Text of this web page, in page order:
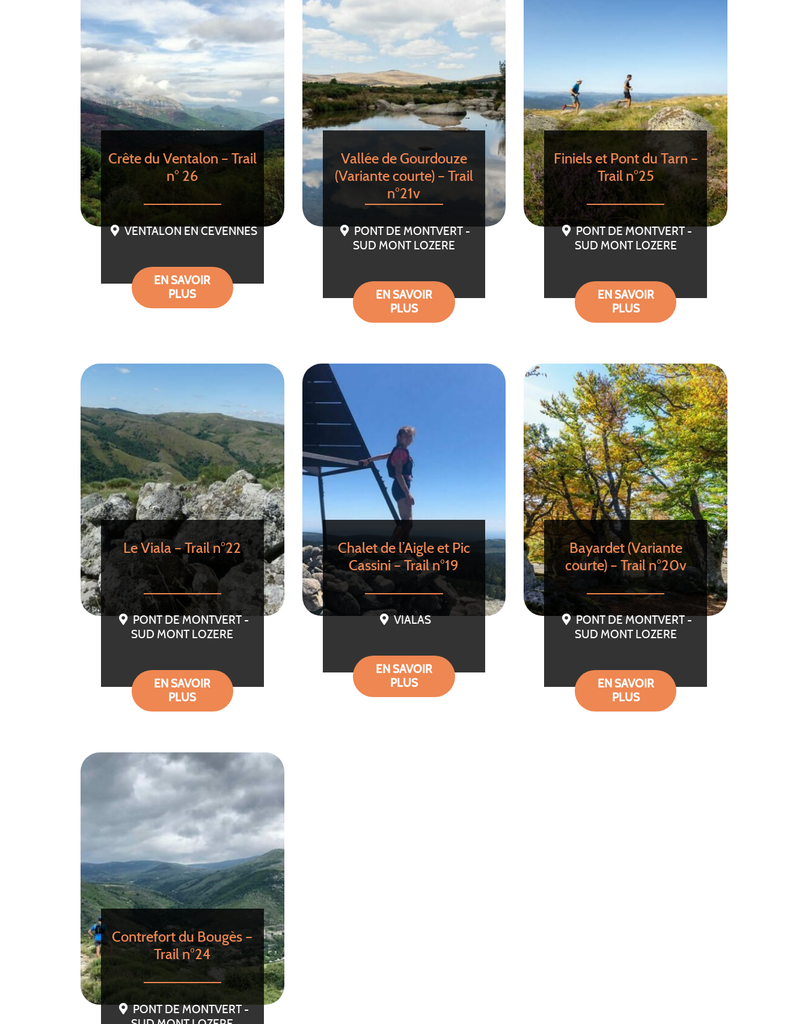
Crête du Ventalon – Trail
n° 26
VENTALON EN CEVENNES
EN SAVOIR
PLUS
Vallée de Gourdouze
(Variante courte) – Trail
n°21v
PONT DE MONTVERT -
SUD MONT LOZERE
EN SAVOIR
PLUS
Finiels et Pont du Tarn –
Trail n°25
PONT DE MONTVERT -
SUD MONT LOZERE
EN SAVOIR
PLUS
Le Viala – Trail n°22
PONT DE MONTVERT -
SUD MONT LOZERE
EN SAVOIR
PLUS
Chalet de l’Aigle et Pic
Cassini – Trail n°19
VIALAS
EN SAVOIR
PLUS
Bayardet (Variante
courte) – Trail n°20v
PONT DE MONTVERT -
SUD MONT LOZERE
EN SAVOIR
PLUS
Contrefort du Bougès –
Trail n°24
PONT DE MONTVERT -